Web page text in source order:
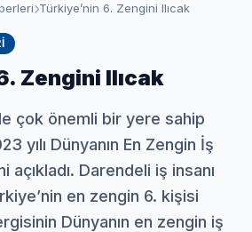
Türkiye’nin 6. Zengini Ilıcak
Zengini Ilıcak
çok önemli bir yere sahip
yılı Dünyanın En Zengin İş
açıkladı. Darendeli iş insanı
en zengin 6. kişisi
Dünyanın en zengin iş